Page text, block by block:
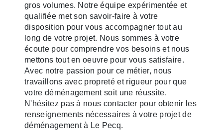
gros volumes. Notre équipe expérimentée et
qualifiée met son savoir-faire à votre
disposition pour vous accompagner tout au
long de votre projet. Nous sommes à votre
écoute pour comprendre vos besoins et nous
mettons tout en oeuvre pour vous satisfaire.
Avec notre passion pour ce métier, nous
travaillons avec propreté et rigueur pour que
votre déménagement soit une réussite.
N'hésitez pas à nous contacter pour obtenir les
renseignements nécessaires à votre projet de
déménagement à Le Pecq.